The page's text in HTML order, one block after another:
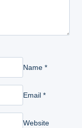
Name *
Email *
Website